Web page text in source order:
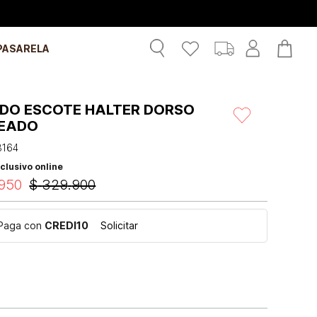
ESCOTE HALTER DORSO
online
$ 329.900
con CREDI10 Solicitar